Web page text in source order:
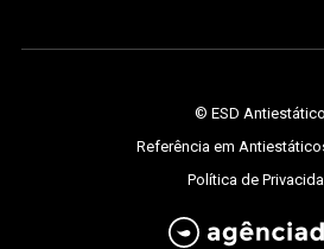
© ESD
Referência em
Política de